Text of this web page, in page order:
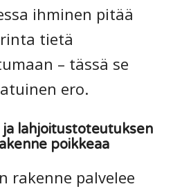
ihminen pitää
tietä
– tässä se
ero.
lahjoitustoteutuksen
poikkeaa
rakenne palvelee